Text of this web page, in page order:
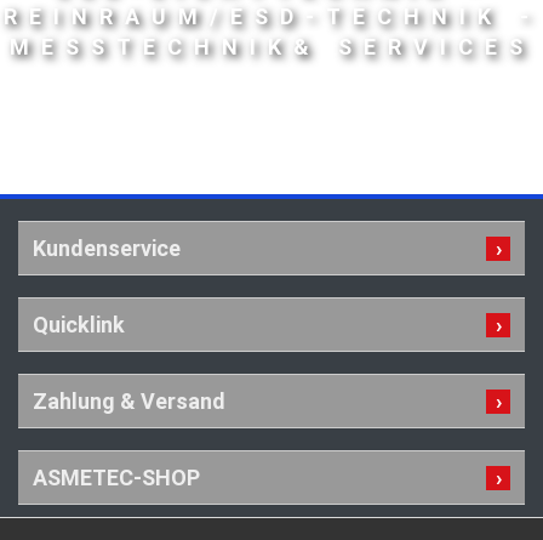
REINRAUM/ESD-TECHNIK -
MESSTECHNIK& SERVICES
Kundenservice
Quicklink
Zahlung & Versand
ASMETEC-SHOP